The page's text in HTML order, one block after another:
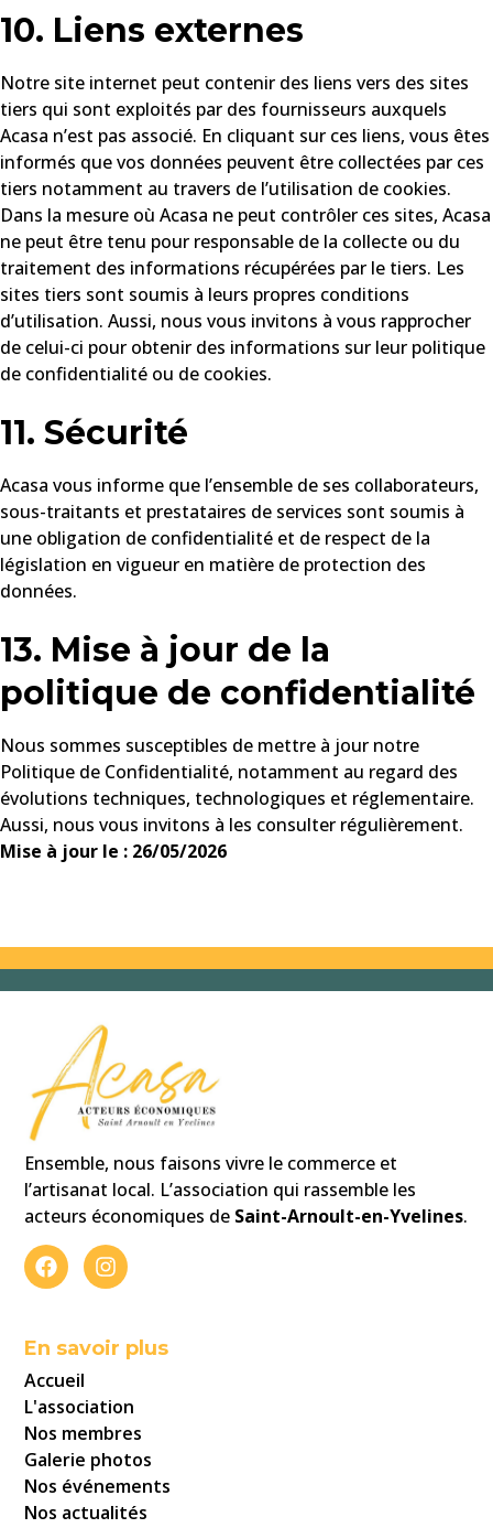
10. Liens externes
Notre site internet peut contenir des liens vers des sites
tiers qui sont exploités par des fournisseurs auxquels
Acasa n’est pas associé. En cliquant sur ces liens, vous êtes
informés que vos données peuvent être collectées par ces
tiers notamment au travers de l’utilisation de cookies.
Dans la mesure où Acasa ne peut contrôler ces sites, Acasa
ne peut être tenu pour responsable de la collecte ou du
traitement des informations récupérées par le tiers. Les
sites tiers sont soumis à leurs propres conditions
d’utilisation. Aussi, nous vous invitons à vous rapprocher
de celui-ci pour obtenir des informations sur leur politique
de confidentialité ou de cookies.
11. Sécurité
Acasa vous informe que l’ensemble de ses collaborateurs,
sous-traitants et prestataires de services sont soumis à
une obligation de confidentialité et de respect de la
législation en vigueur en matière de protection des
données.
13. Mise à jour de la
politique de confidentialité
Nous sommes susceptibles de mettre à jour notre
Politique de Confidentialité, notamment au regard des
évolutions techniques, technologiques et réglementaire.
Aussi, nous vous invitons à les consulter régulièrement.
Mise à jour le : 26/05/2026
Ensemble, nous faisons vivre le commerce et
l’artisanat local. L’association qui rassemble les
acteurs économiques de Saint-Arnoult-en-Yvelines.
En savoir plus
Accueil
L'association
Nos membres
Galerie photos
Nos événements
Nos actualités